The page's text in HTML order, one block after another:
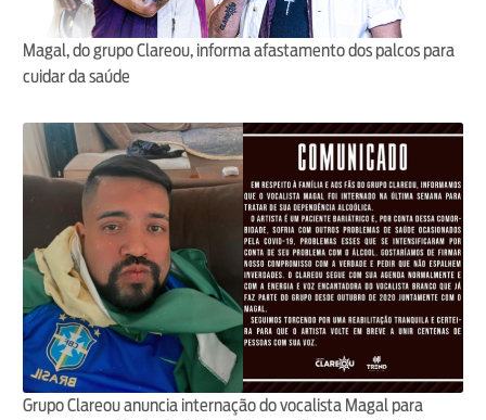
Magal, do grupo Clareou, informa afastamento dos palcos para
cuidar da saúde
Grupo Clareou anuncia internação do vocalista Magal para